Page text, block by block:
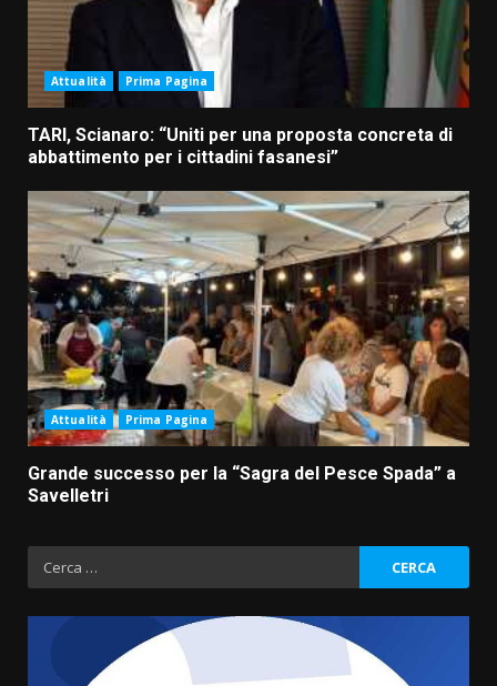
Attualità Prima Pagina
TARI, Scianaro: “Uniti per una proposta concreta di
abbattimento per i cittadini fasanesi”
Attualità Prima Pagina
Grande successo per la “Sagra del Pesce Spada” a
Savelletri
Ricerca
per: